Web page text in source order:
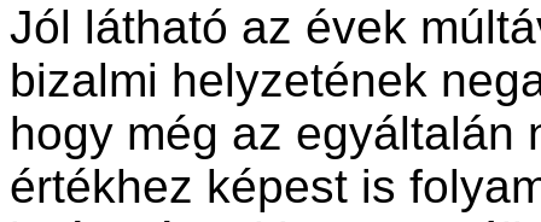
Jól látható az évek
bizalmi helyzetének
hogy még az egyáltalán
értékhez képest is